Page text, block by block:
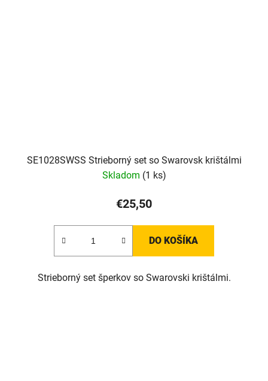
SE1028SWSS Strieborný set so Swarovsk krištálmi
Skladom (1 ks)
€25,50
DO KOŠÍKA
Strieborný set šperkov so Swarovski krištálmi.